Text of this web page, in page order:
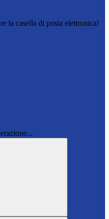
la casella di posta elettronica!